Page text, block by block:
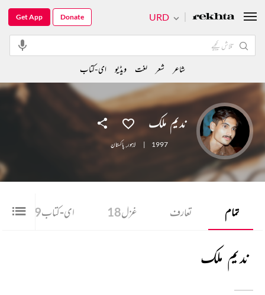
ندیم ملک
1997
| لاہور, پاکستان
تمام تعارف غزل18 ای-کتاب79
ندیم ملک
URD
Get App Donate
شاعر شعر لغت ویڈیو ای-کتاب